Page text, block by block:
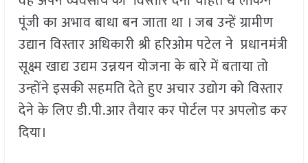
पूंजी का अभाव बाधा बन जाता था । जब उन्हें ग्रामीण
उद्यान विस्तार अधिकारी श्री हरिओम पटेल ने प्रधानमंत्री
सूक्ष्म खाद्य उद्यम उन्नयन योजना के बारे में बताया तो
उन्होंने इसकी सहमति देते हुए अचार उद्योग को विस्तार
देने के लिए डी.पी.आर तैयार कर पोर्टल पर अपलोड कर
दिया।